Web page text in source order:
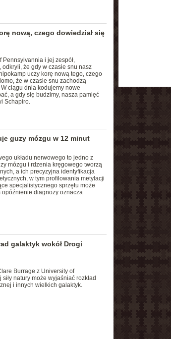
nową, czego dowiedział się
i jej zespół,
że gdy w czasie snu nasz
uczy korę nową tego, czego
że w czasie snu zachodzą
ciągu dnia kodujemy nowe
a gdy się budzimy, nasza pamięć
Schapiro.
guzy mózgu w 12 minut
układu nerwowego to jedno z
mózgu i rdzenia kręgowego tworzą
a ich precyzyjna identyfikacja
w tym profilowania metylacji
specjalistycznego sprzętu może
opóźnienie diagnozy oznacza
galaktyk wokół Drogi
Burrage z University of
natury może wyjaśniać rozkład
i innych wielkich galaktyk.